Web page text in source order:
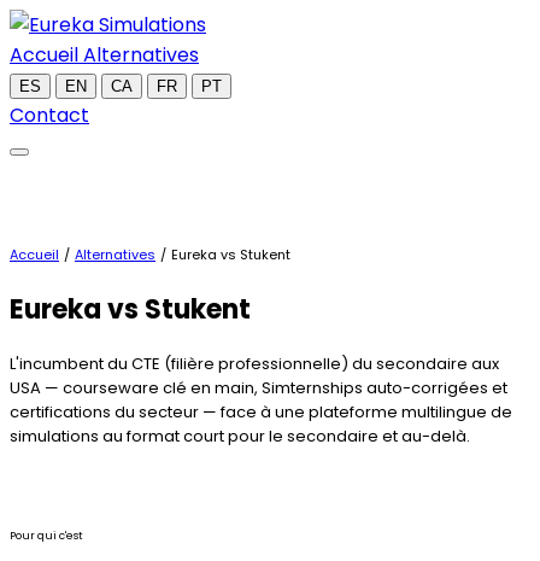
AccueilAlternatives
ES EN CA FR PT
Contact
Accueil / Alternatives / Eureka vs Stukent
Eurekavs Stukent
L'incumbent du CTE (filière professionnelle) du secondaire aux
USA — courseware clé en main, Simternships auto-corrigées et
certifications du secteur — face à une plateforme multilingue de
simulations au format court pour le secondaire et au-delà.
Pour qui c'est